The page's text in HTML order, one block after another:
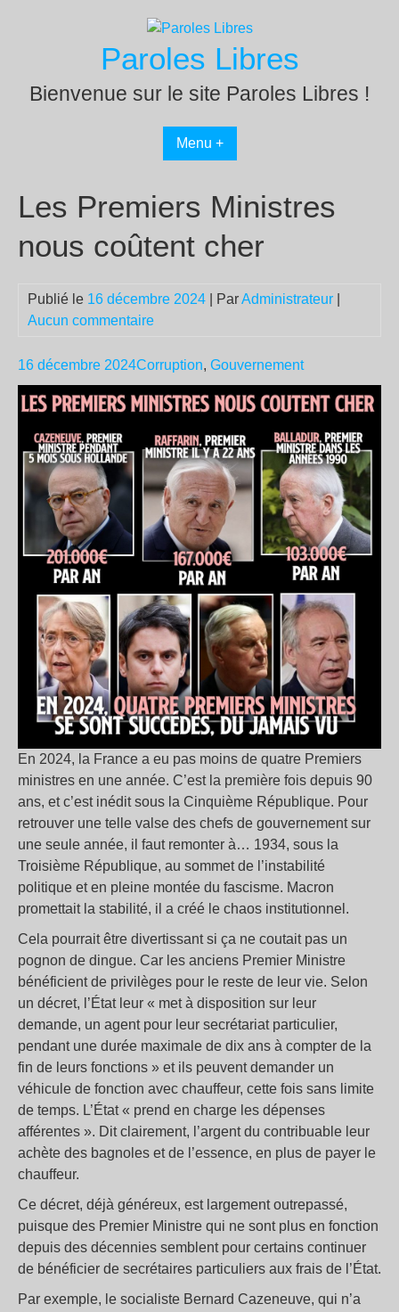
Paroles Libres
Bienvenue sur le site Paroles Libres !
Menu +
Les Premiers Ministres
nous coûtent cher
Publié le 16 décembre 2024 | ParAdministrateur
Aucun commentaire
16 décembre 2024Corruption, Gouvernement
En 2024, la France a eu pas moins de quatre Premiers
ministres en une année. C’est la première fois depuis 90
ans, et c’est inédit sous la Cinquième République. Pour
retrouver une telle valse des chefs de gouvernement sur
une seule année, il faut remonter à… 1934, sous la
Troisième République, au sommet de l’instabilité
politique et en pleine montée du fascisme. Macron
promettait la stabilité, il a créé le chaos institutionnel.
Cela pourrait être divertissant si ça ne coutait pas un
pognon de dingue. Car les anciens Premier Ministre
bénéficient de privilèges pour le reste de leur vie. Selon
un décret, l’État leur « met à disposition sur leur
demande, un agent pour leur secrétariat particulier,
pendant une durée maximale de dix ans à compter de la
fin de leurs fonctions » et ils peuvent demander un
véhicule de fonction avec chauffeur, cette fois sans limite
de temps. L’État « prend en charge les dépenses
afférentes ». Dit clairement, l’argent du contribuable leur
achète des bagnoles et de l’essence, en plus de payer le
chauffeur.
Ce décret, déjà généreux, est largement outrepassé,
puisque des Premier Ministre qui ne sont plus en fonction
depuis des décennies semblent pour certains continuer
de bénéficier de secrétaires particuliers aux frais de l’État.
Par exemple, le socialiste Bernard Cazeneuve, qui n’a